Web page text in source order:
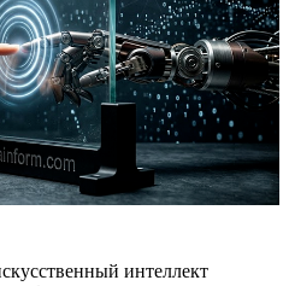
интеллект